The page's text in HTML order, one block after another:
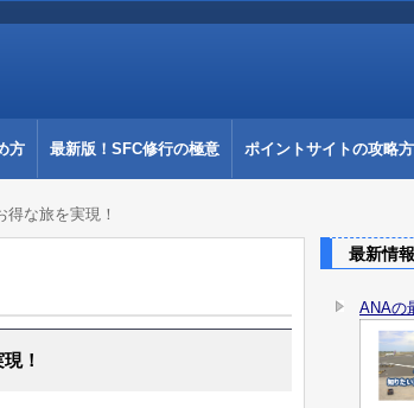
方 最新版！SFC修行の極意 ポイントサイトの攻略
な旅を実現！
！
最新情
ANAの